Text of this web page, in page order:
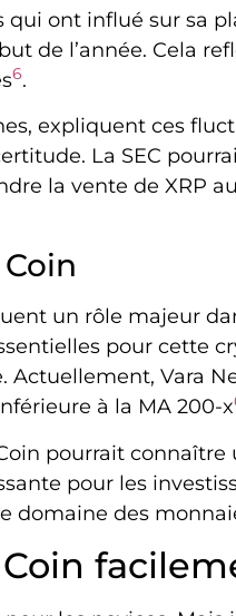
qui ont influé sur sa
de l’année. Cela
6.
expliquent ces
La SEC
la vente de XRP
un rôle majeur
pour cette
Vara
à la MA 200-x
pourrait connaître
pour les
domaine des